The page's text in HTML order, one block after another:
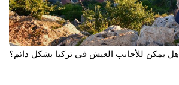
هل يمكن للأجانب العيش في تركيا بشكل دائم؟